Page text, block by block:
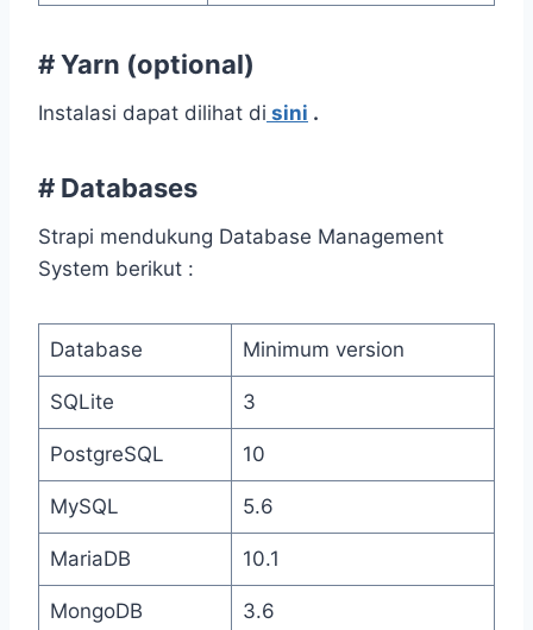
#Yarn (optional)
Instalasi dapat dilihat di sini .
# Databases
Strapi mendukung Database Management
System berikut :
Database Minimum version
SQLite 3
PostgreSQL 10
MySQL 5.6
MariaDB 10.1
MongoDB 3.6